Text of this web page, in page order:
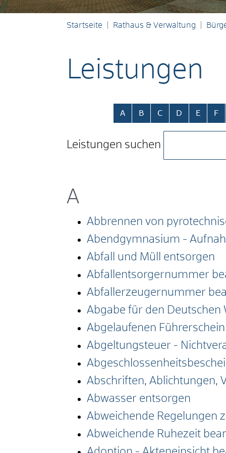
Startseite Rathaus & Verwaltung
Leistungen
Alphabetisches Register
A B C D E F
Leistungen suchen
A
Abbrennen von
Abendgymnasium -
Abfall und Müll entsorgen
Abfallentsorgernummer
Abfallerzeugernummer
Abgabe für den Deutschen
Abgelaufenen
Abgeltungsteuer -
Abschriften, Ablichtungen,
Abwasser entsorgen
Abweichende Regelungen
Abweichende Ruhezeit